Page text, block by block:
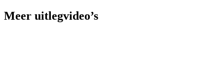
Meer uitlegvideo’s